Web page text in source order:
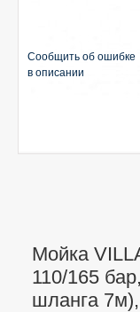
Мойка
110/165
шланга 7м),
Сообщить об ошибке
в описании